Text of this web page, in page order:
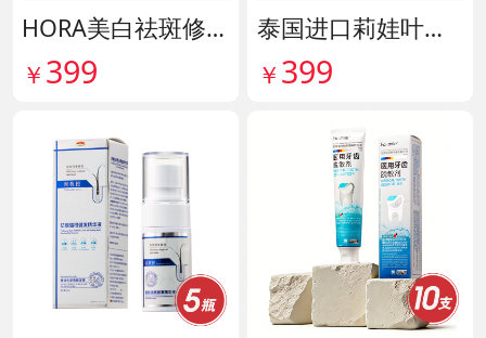
HORA美白祛斑修护精华油 货号141999
￥ 399
泰国进口莉娃叶黄素精华护眼液 货号142036
￥ 399